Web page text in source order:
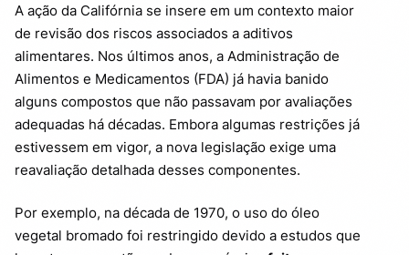
A ação da Califórnia se insere em um contexto maior
de revisão dos riscos associados a aditivos
alimentares. Nos últimos anos, a Administração de
Alimentos e Medicamentos (FDA) já havia banido
alguns compostos que não passavam por avaliações
adequadas há décadas. Embora algumas restrições já
estivessem em vigor, a nova legislação exige uma
reavaliação detalhada desses componentes.
Por exemplo, na década de 1970, o uso do óleo
vegetal bromado foi restringido devido a estudos que